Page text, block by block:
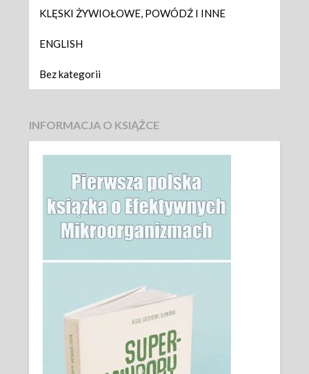
KLĘSKI ŻYWIOŁOWE, POWÓDŹ I INNE
ENGLISH
Bez kategorii
INFORMACJA O KSIĄŻCE